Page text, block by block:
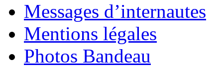
Messages d’internautes
Mentions légales
Photos Bandeau